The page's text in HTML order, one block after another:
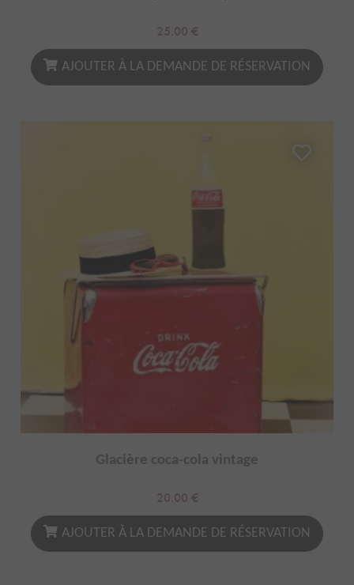
25.00 €
AJOUTER À LA DEMANDE DE RÉSERVATION
Glacière coca-cola vintage
20.00 €
AJOUTER À LA DEMANDE DE RÉSERVATION